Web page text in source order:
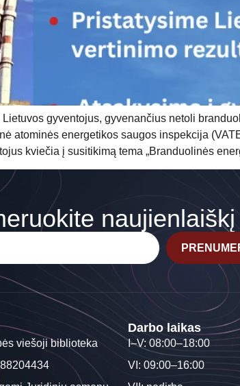
gyventojus, gyvenančius netoli
atominės energetikos saugos inspekcija
kviečia į susitikimą tema „Branduolinės
naujienlaiškį
viešoji biblioteka
Darbo laikas
I–V: 08:00–18:00
VI: 09:00–16:00